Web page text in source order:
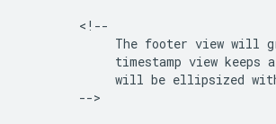
< !--
The footer view will
timestamp view keeps a
will be ellipsized
-->